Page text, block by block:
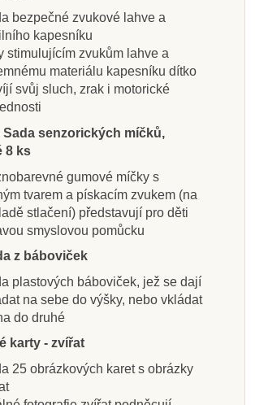
bezpečné zvukové lahve a
kapesníku
stimulujícím zvukům lahve a
materiálu kapesníku dítko
svůj sluch, zrak i motorické
Sada senzorických míčků,
8 ks
gumové míčky s
tvarem a pískacím zvukem (na
stlačení) představují pro děti
smyslovou pomůcku
z báboviček
plastových báboviček, jež se dají
na sebe do výšky, nebo vkládat
do druhé
karty - zvířat
25 obrázkových karet s obrázky